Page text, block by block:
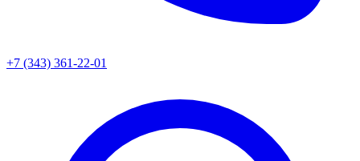
+7 (343) 361-22-01